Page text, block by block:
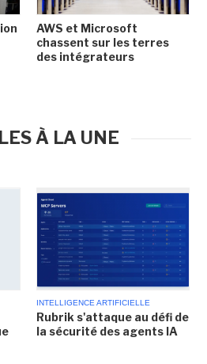
AWS et Microsoft
chassent sur les terres
des intégrateurs
À LA UNE
INTELLIGENCE ARTIFICIELLE
Rubrik s'attaque au défi de
la sécurité des agents IA